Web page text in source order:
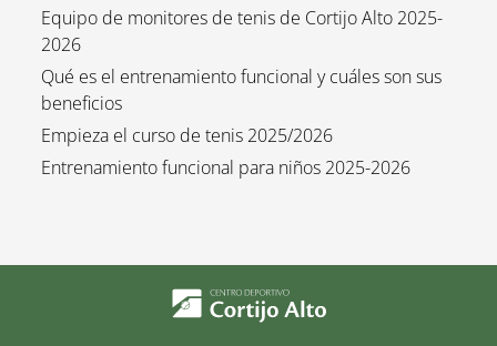
Equipo de monitores de tenis de Cortijo Alto 2025-
2026
Qué es el entrenamiento funcional y cuáles son sus
beneficios
Empieza el curso de tenis 2025/2026
Entrenamiento funcional para niños 2025-2026